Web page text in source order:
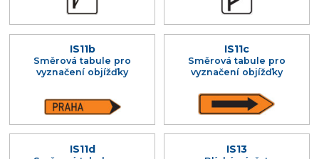
IS11b
Směrová tabule pro
vyznačení objížďky
IS11c
Směrová tabule pro
vyznačení objížďky
IS11d IS13